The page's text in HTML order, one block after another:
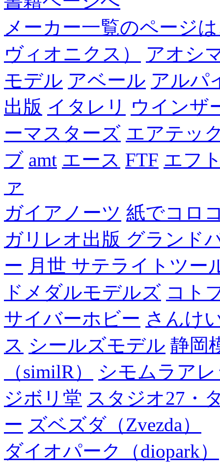
メーカー一覧のページ
ヴィオニクス）
アオシ
モデル アベール アルパ
出版 イタレリ ウインザ
ーマスターズ エアテッ
ブ amt エース FTF エフ
ァ
ガイアノーツ 紙でコロ
ガリレオ出版 グランド
ー 月世 サテライトツー
ドメダルモデルズ コト
サイバーホビー さんけ
ス シールズモデル 静岡
（similR）
シモムラア
ジボリ堂 スタジオ27・
ー ズベズダ（Zvezda）
ダイオパーク（diopark）